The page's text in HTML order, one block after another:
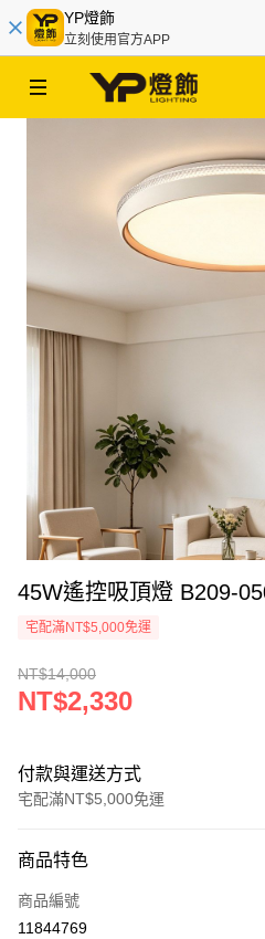
YP燈飾
立刻使用官方APP
45W遙控吸頂燈 B209-
宅配滿NT$5,000免運
NT$14,000
NT$2,330
付款與運送方式
宅配滿NT$5,000免運
信用卡一次付款
LINE Pay
商品特色
商品編號
11844769